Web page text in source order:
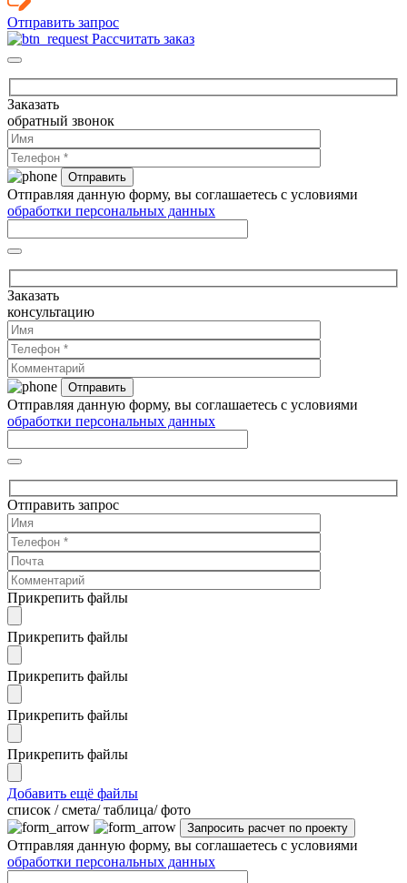
Отправить запрос
Рассчитать заказ
Заказать
обратный звонок
Отправляя данную форму, вы соглашаетесь с условиями
обработки персональных данных
Заказать
консультацию
Отправляя данную форму, вы соглашаетесь с условиями
обработки персональных данных
Отправить запрос
Прикрепить файлы
Прикрепить файлы
Прикрепить файлы
Прикрепить файлы
Прикрепить файлы
Добавить ещё файлы
cписок / смета/ таблица/ фото
Отправляя данную форму, вы соглашаетесь с условиями
обработки персональных данных